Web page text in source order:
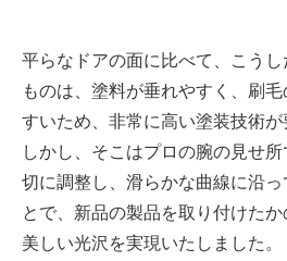
平らなドアの面に比べて、こう
ものは、塗料が垂れやすく、刷
すいため、非常に高い塗装技術が
しかし、そこはプロの腕の見せ
切に調整し、滑らかな曲線に沿っ
とで、新品の製品を取り付けた
美しい光沢を実現いたしました。